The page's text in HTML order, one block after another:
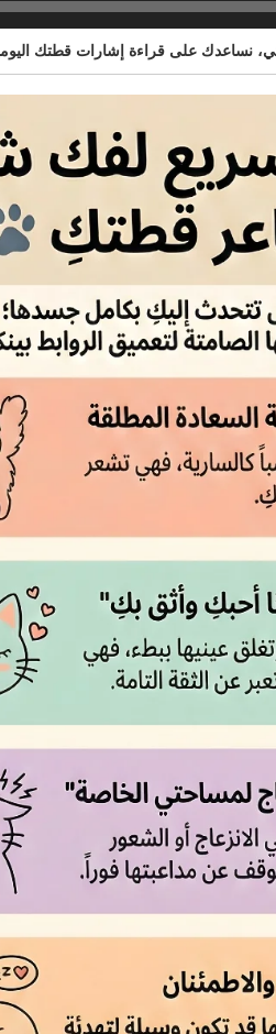
قراءة إشارات قطتك اليومية، لتفهم متى تكون